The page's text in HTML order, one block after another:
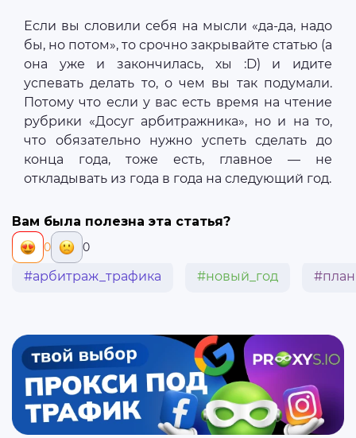
Если вы словили себя на мысли «да-да, надо
бы, но потом», то срочно закрывайте статью (а
она уже и закончилась, хы :D) и идите
успевать делать то, о чем вы так подумали.
Потому что если у вас есть время на чтение
рубрики «Досуг арбитражника», но и на то,
что обязательно нужно успеть сделать до
конца года, тоже есть, главное — не
откладывать из года в года на следующий год.
Вам была полезна эта статья?
0 0
#арбитраж_трафика #новый_год